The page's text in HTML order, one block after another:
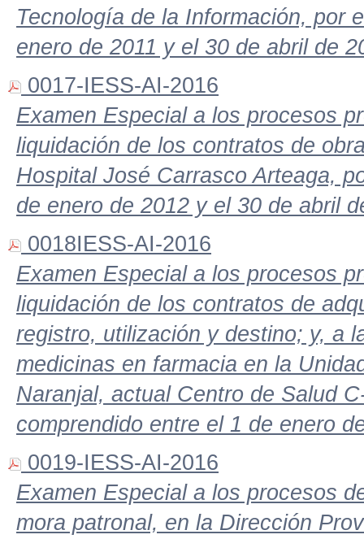
Tecnología de la Información, por
enero de 2011 y el 30 de abril de
0017-IESS-AI-2016
Examen Especial a los procesos
liquidación de los contratos de
Hospital José Carrasco Arteaga,
de enero de 2012 y el 30 de abril
0018IESS-AI-2016
Examen Especial a los procesos
liquidación de los contratos de
registro, utilización y destino; y, a
medicinas en farmacia en la
Naranjal, actual Centro de Salud
comprendido entre el 1 de enero
0019-IESS-AI-2016
Examen Especial a los procesos
mora patronal, en la Dirección